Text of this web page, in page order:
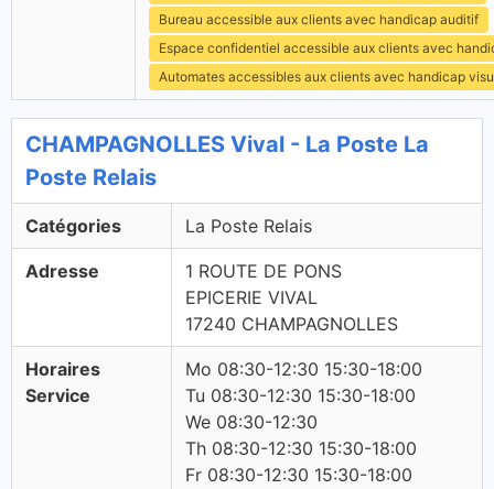
Bureau accessible aux clients avec handicap auditif
Espace confidentiel accessible aux clients avec
Automates accessibles aux clients avec handicap
CHAMPAGNOLLES Vival - La Poste La
Poste Relais
Catégories La Poste Relais
Adresse
1 ROUTE DE PONS
EPICERIE VIVAL
17240 CHAMPAGNOLLES
Horaires
Service
Mo 08:30-12:30 15:30-18:00
Tu 08:30-12:30 15:30-18:00
We 08:30-12:30
Th 08:30-12:30 15:30-18:00
Fr 08:30-12:30 15:30-18:00